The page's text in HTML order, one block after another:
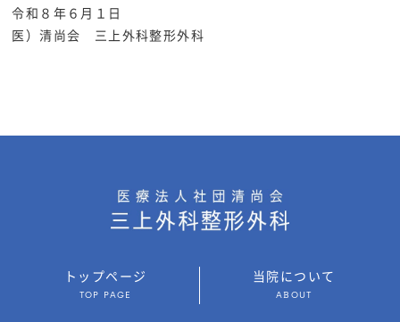
令和８年６月１日
医）清尚会 三上外科整形外科
トップページ
TOP PAGE
当院について
ABOUT